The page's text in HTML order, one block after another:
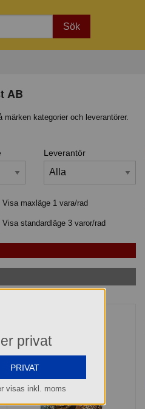
Sök
AB
kategorier och leverantörer.
Leverantör
1 vara/rad
Visa maxläge 1 vara/rad
Visa standardläge 3 varor/rad
privat
PRIVAT
visas inkl. moms